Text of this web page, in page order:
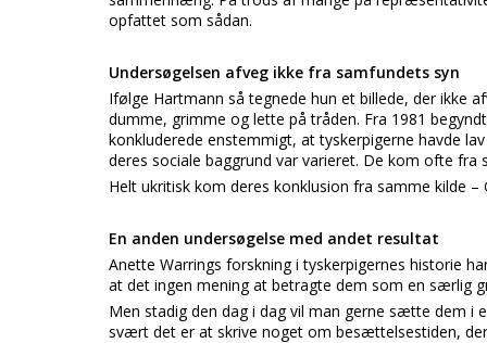
opfattet som sådan.
Undersøgelsen afveg ikke fra samfundets syn
Ifølge Hartmann så tegnede hun et billede, der ikke
dumme, grimme og lette på tråden. Fra 1981
konkluderede enstemmigt, at tyskerpigerne havde
deres sociale baggrund var varieret. De kom ofte fra
Helt ukritisk kom deres konklusion fra samme kilde
En anden undersøgelse med andet resultat
Anette Warrings forskning i tyskerpigernes historie
at det ingen mening at betragte dem som en særlig
Men stadig den dag i dag vil man gerne sætte dem i
svært det er at skrive noget om besættelsestiden,